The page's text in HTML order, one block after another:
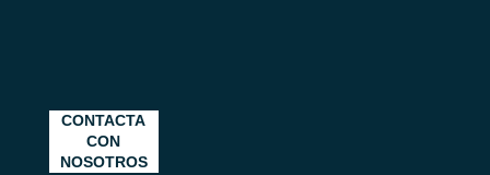
CONTACTA
CON
NOSOTROS